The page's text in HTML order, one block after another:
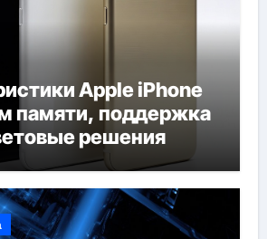
Apple iPhone
памяти, поддержка
решения